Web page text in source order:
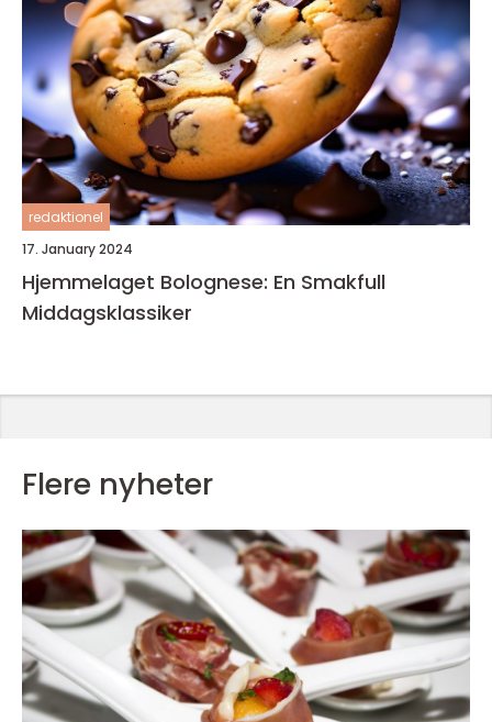
redaktionel
17. January 2024
Hjemmelaget Bolognese: En Smakfull
Middagsklassiker
Flere nyheter